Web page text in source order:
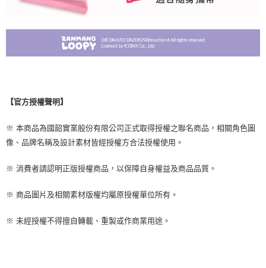
【官方授權聲明】
※ 本商品為國韶實業股份有限公司正式取得授權之聯名商品，相關角色圖
像、品牌名稱及設計素材皆經授權方合法授權使用。
※ 消費者請認明正版授權商品，以保障自身權益及商品品質。
※ 商品圖片及相關素材版權均屬原授權單位所有。
※ 未經授權不得擅自轉載、重製或作商業用途。